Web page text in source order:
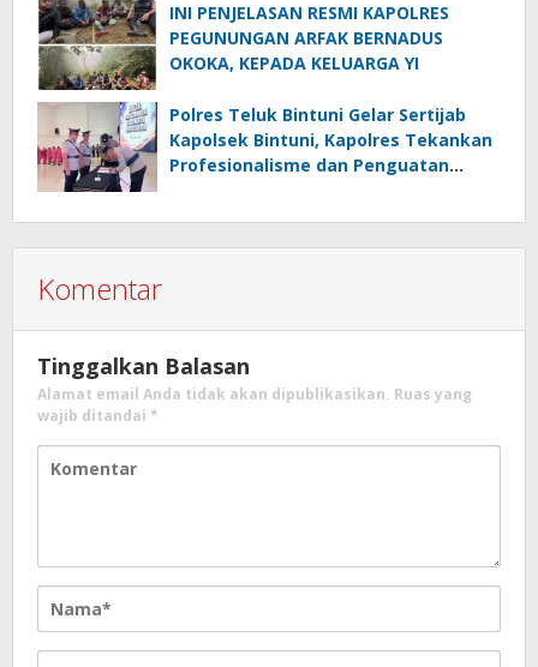
INI PENJELASAN RESMI KAPOLRES
PEGUNUNGAN ARFAK BERNADUS
OKOKA, KEPADA KELUARGA YI
Polres Teluk Bintuni Gelar Sertijab
Kapolsek Bintuni, Kapolres Tekankan
Profesionalisme dan Penguatan
Komentar
Tinggalkan Balasan
Alamat email Anda tidak akan dipublikasikan. Ruas yang
wajib ditandai *